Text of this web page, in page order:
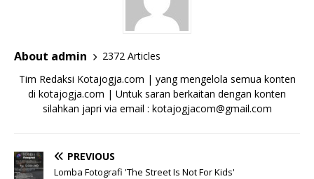
About admin
2372 Articles
Tim Redaksi Kotajogja.com | yang mengelola semua konten
di kotajogja.com | Untuk saran berkaitan dengan konten
silahkan japri via email : kotajogjacom@gmail.com
PREVIOUS
Lomba Fotografi 'The Street Is Not For Kids'